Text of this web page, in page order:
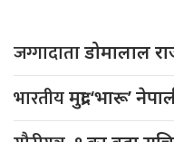
जग्गादाताडोमालाल
भारतीयमुद्रा ‘भारू’